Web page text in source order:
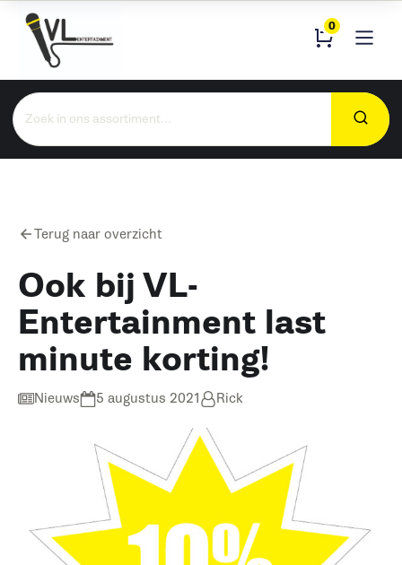
0
Zoeken
naar:
Terug naar overzicht
Ook bij VL-
Entertainment last
minute korting!
Nieuws 5 augustus 2021 Rick